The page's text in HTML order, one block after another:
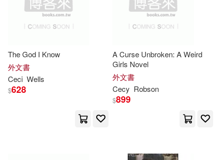
Masciarelli(1) Matatics(1)
McAlester(1) Meplon(1)
The God I Know
外文書
Ceci Wells
$628
A Curse Unbroken: A Weird
Girls Novel
外文書
Cecy Robson
$899